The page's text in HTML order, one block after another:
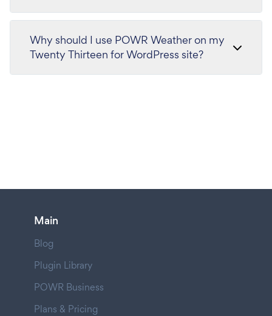
Why should I use POWR Weather on my
Twenty Thirteen for WordPress site?
Main
Blog
Plugin Library
POWR Business
Plans & Pricing